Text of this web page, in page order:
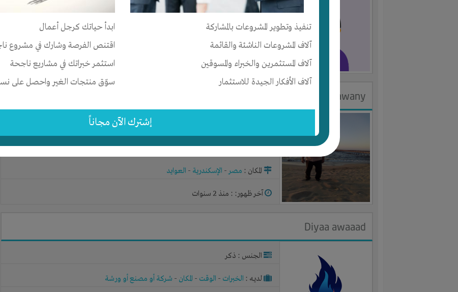
تنفيذ وتطوير المشروعات بالمشاركة
آلاف المشروعات الناشئة والقائمة
آلاف المستثمرين والخبراء والمسوقين
آلاف الأفكار الجيدة للاستثمار
ابدأ حياتك كرجل أعمال
اقتنص الفرصة وشارك في مشروع
استثمر خبراتك في مشاريع ناجحة
سوّق منتجات الغير واحصل على
إشترك الآن مجاناً
المكان : مصر -الإسكندرية
آخر ظهور: : منذ 2 سنوات
Emad Elhalawany
لديـه :الخبرات-علاقات-شركة أو مصنع أو ورشة
المكان : مصر- الإسكندرية - العوايد
آخر ظهور: : منذ 2 سنوات
Diyaa awaaad
الجنس : ذكر
لديـه : الخبرات - الوقت - المكان - شركة أو مصنع أو ورشة